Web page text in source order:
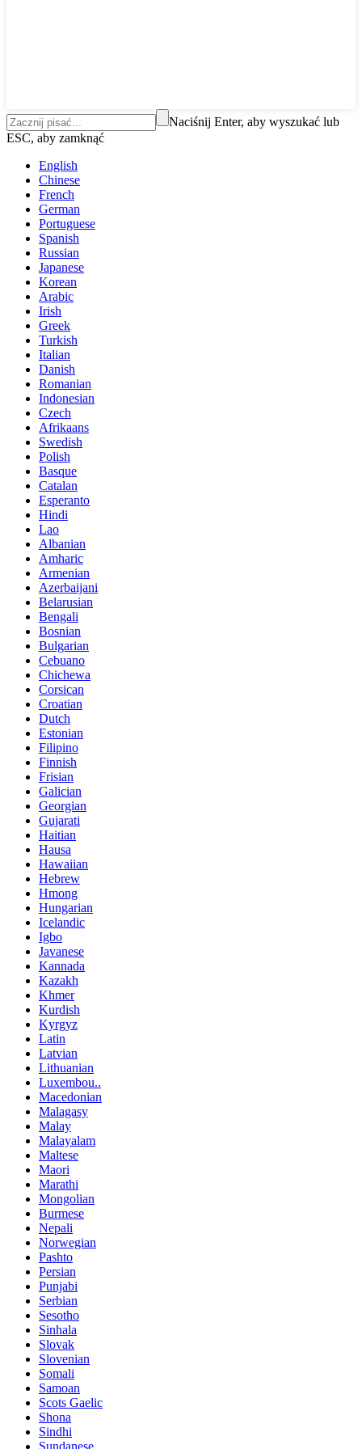
Naciśnij Enter, aby wyszukać lub
ESC, aby zamknąć
English
Chinese
French
German
Portuguese
Spanish
Russian
Japanese
Korean
Arabic
Irish
Greek
Turkish
Italian
Danish
Romanian
Indonesian
Czech
Afrikaans
Swedish
Polish
Basque
Catalan
Esperanto
Hindi
Lao
Albanian
Amharic
Armenian
Azerbaijani
Belarusian
Bengali
Bosnian
Bulgarian
Cebuano
Chichewa
Corsican
Croatian
Dutch
Estonian
Filipino
Finnish
Frisian
Galician
Georgian
Gujarati
Haitian
Hausa
Hawaiian
Hebrew
Hmong
Hungarian
Icelandic
Igbo
Javanese
Kannada
Kazakh
Khmer
Kurdish
Kyrgyz
Latin
Latvian
Lithuanian
Luxembou..
Macedonian
Malagasy
Malay
Malayalam
Maltese
Maori
Marathi
Mongolian
Burmese
Nepali
Norwegian
Pashto
Persian
Punjabi
Serbian
Sesotho
Sinhala
Slovak
Slovenian
Somali
Samoan
Scots Gaelic
Shona
Sindhi
Sundanese